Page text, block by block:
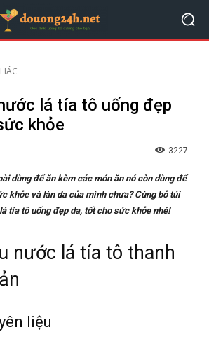
lá tía tô uống đẹp
khỏe
3227
dùng để ăn kèm các món ăn nó còn dùng để
khỏe và làn da của mình chưa? Cùng bỏ túi
tía tô uống đẹp da, tốt cho sức khỏe nhé!
nước lá tía tô thanh
liệu